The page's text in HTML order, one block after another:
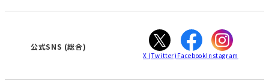
大垣
津
公式SNS (総合)
X (Twitter) FacebookInstagram